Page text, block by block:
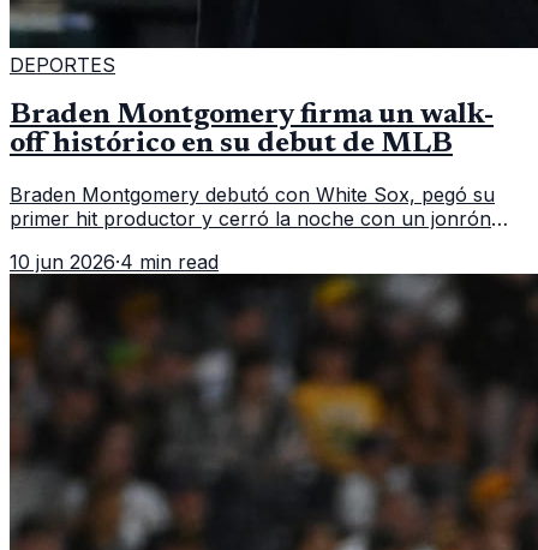
DEPORTES
Braden Montgomery firma un walk-
off histórico en su debut de MLB
Braden Montgomery debutó con White Sox, pegó su
primer hit productor y cerró la noche con un jonrón
caso de este tipo en la historia.
10 jun 2026·4 min read